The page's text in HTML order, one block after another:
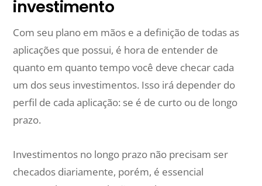
investimento
Com seu plano em mãos e a definição de todas as
aplicações que possui, é hora de entender de
quanto em quanto tempo você deve checar cada
um dos seus investimentos. Isso irá depender do
perfil de cada aplicação: se é de curto ou de longo
prazo.
Investimentos no longo prazo não precisam ser
checados diariamente, porém, é essencial